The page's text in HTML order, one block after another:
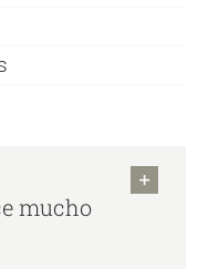
mucho